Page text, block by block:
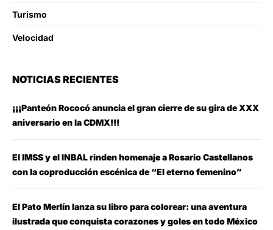
Turismo
Velocidad
NOTICIAS RECIENTES
¡¡¡Panteón Rococó anuncia el gran cierre de su gira de XXX
aniversario en la CDMX!!!
El IMSS y el INBAL rinden homenaje a Rosario Castellanos
con la coproducción escénica de “El eterno femenino”
El Pato Merlín lanza su libro para colorear: una aventura
ilustrada que conquista corazones y goles en todo México